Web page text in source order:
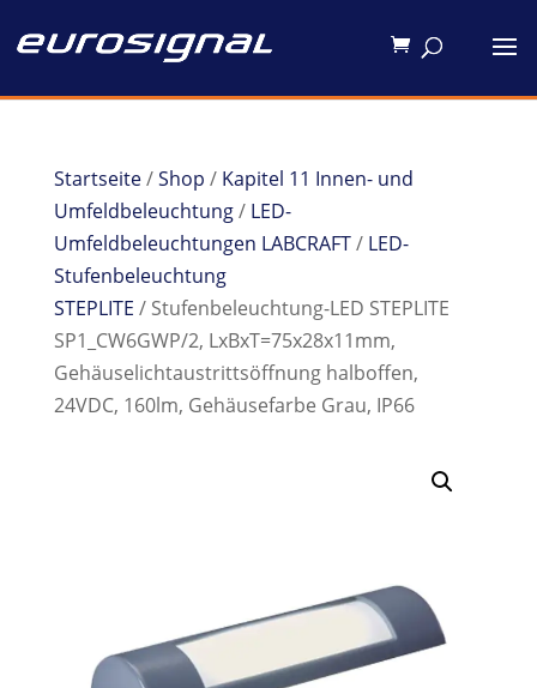
Startseite/Shop / Kapitel 11 Innen- und
Umfeldbeleuchtung/ LED-
Umfeldbeleuchtungen LABCRAFT/ LED-
Stufenbeleuchtung
STEPLITE / Stufenbeleuchtung-LED STEPLITE
SP1_CW6GWP/2, LxBxT=75x28x11mm,
Gehäuselichtaustrittsöffnung halboffen,
24VDC, 160lm, Gehäusefarbe Grau, IP66